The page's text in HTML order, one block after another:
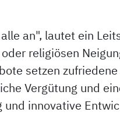
an", lautet ein
religiösen
setzen
Vergütung und
innovative